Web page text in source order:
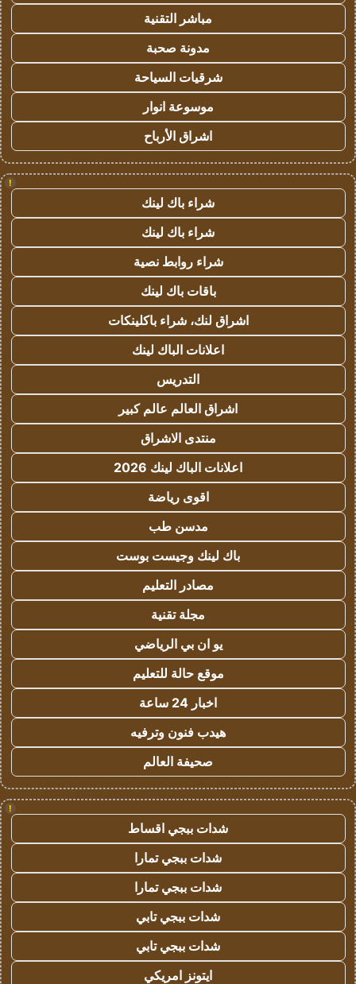
مباشر التقنية
مدونة صحبة
شرقيات السياحة
موسوعة انوار
اشراق الأرباح
!
شراء باك لينك
شراء باك لينك
شراء روابط نصية
باقات باك لينك
اشراق لنك، شراء باكلينكات
اعلانات الباك لينك
التدريس
اشراق العالم عالم كبير
منتدى الاشراق
اعلانات الباك لينك 2026
اقوى رياضة
مدسن طب
باك لينك وجيست بوست
مصادر التعليم
مجلة تقنية
يو ان بي الرياضي
موقع حالة للتعليم
اخبار 24 ساعة
هيدب فنون وترفيه
صحيفة العالم
!
شدات ببجي اقساط
شدات ببجي تمارا
شدات ببجي تمارا
شدات ببجي تابي
شدات ببجي تابي
ايتونز امريكي